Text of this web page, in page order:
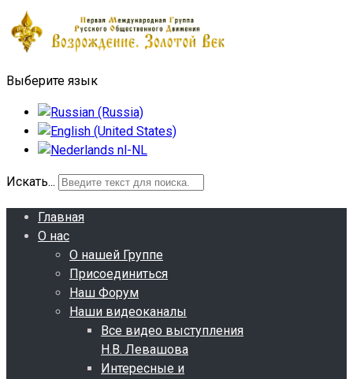
Выберите язык
Искать...
Главная
О нас
О нашей Группе
Присоединиться
Наш Форум
Наши видеоканалы
Все видео выступления
Н.В. Левашова
Интересные и